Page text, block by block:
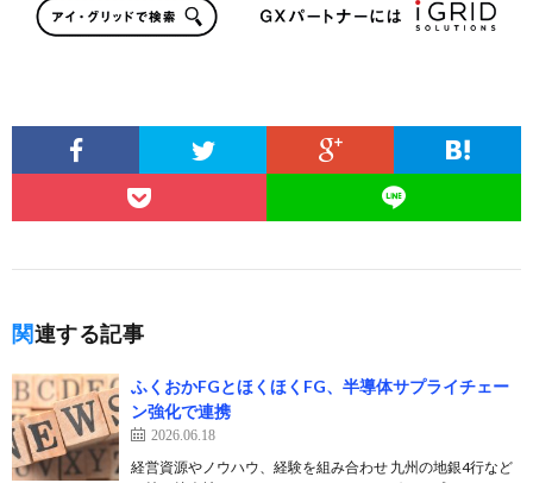
関連する記事
ふくおかFGとほくほくFG、半導体サプライチェー
ン強化で連携
2026.06.18
経営資源やノウハウ、経験を組み合わせ 九州の地銀4行など